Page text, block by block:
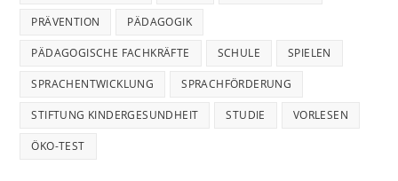
PRÄVENTION PÄDAGOGIK
PÄDAGOGISCHE FACHKRÄFTE SCHULE SPIELEN
SPRACHENTWICKLUNG SPRACHFÖRDERUNG
STIFTUNG KINDERGESUNDHEIT STUDIE VORLESEN
ÖKO-TEST